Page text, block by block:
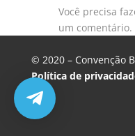
Você precisa
um comentário.
© 2020 – Convenção
Política de